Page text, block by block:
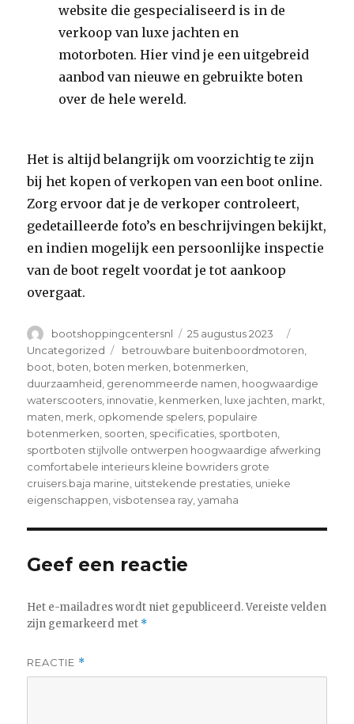
website die gespecialiseerd is in de
verkoop van luxe jachten en
motorboten. Hier vind je een uitgebreid
aanbod van nieuwe en gebruikte boten
over de hele wereld.
Het is altijd belangrijk om voorzichtig te zijn
bij het kopen of verkopen van een boot online.
Zorg ervoor dat je de verkoper controleert,
gedetailleerde foto’s en beschrijvingen bekijkt,
en indien mogelijk een persoonlijke inspectie
van de boot regelt voordat je tot aankoop
overgaat.
Author
bootshoppingcentersnl
Posted
on
25 augustus 2023
Uncategorized
Tags
betrouwbare buitenboordmotoren
boot boten boten merken botenmerken
duurzaamheid gerenommeerde namen hoogwaardige
waterscooters innovatie kenmerken luxe jachten markt
maten merk opkomende spelers populaire
botenmerken soorten specificaties sportboten
sportboten stijlvolle ontwerpen hoogwaardige afwerking
comfortabele interieurs kleine bowriders grote
cruisers.baja marine uitstekende prestaties unieke
eigenschappen ,visbotensea ray ,yamaha
Geef een reactie
Het e-mailadres wordt niet gepubliceerd. Vereiste velden
zijn gemarkeerd met *
REACTIE *